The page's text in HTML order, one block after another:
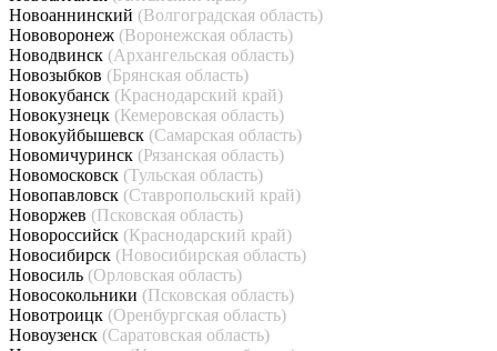
Новоаннинский (Волгоградская область)
Нововоронеж (Воронежская область)
Новодвинск (Архангельская область)
Новозыбков (Брянская область)
Новокубанск (Краснодарский край)
Новокузнецк (Кемеровская область)
Новокуйбышевск (Самарская область)
Новомичуринск (Рязанская область)
Новомосковск (Тульская область)
Новопавловск (Ставропольский край)
Новоржев (Псковская область)
Новороссийск (Краснодарский край)
Новосибирск (Новосибирская область)
Новосиль (Орловская область)
Новосокольники (Псковская область)
Новотроицк (Оренбургская область)
Новоузенск (Саратовская область)